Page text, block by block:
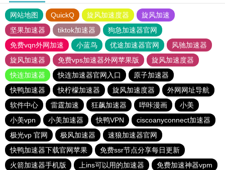
网站地图 QuickQ 旋风加速度器
旋风加速
坚果加速器
tiktok加速器
狗急加速器官网
免费vqn外网加速
小蓝鸟 优途加速器官网
风驰加速器
旋风加速器
免费vps加速器外网苹果版
旋风加速度器
快连加速器
快连加速器官网入口
原子加速器
快鸭加速器
快柠檬加速器 旋风加速度器
外网网址导航
软件中心
雷霆加速 狂飙加速器 哔咔漫画
小美
小美vpn
小美加速器 快鸭VPN
ciscoanyconnect加速器
极光vp 官网
极风加速器
速狼加速器官网
快鸭加速器下载官网苹果
免费ssr节点分享每日更新
火箭加速器手机版
上ins可以用的加速器
免费加速神器vpm